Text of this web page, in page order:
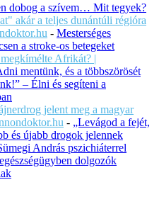
dobog a szívem… Mit tegyek?
akár a teljes dunántúli régióra
- Mesterséges
a stroke-os betegeket
Afrikát? |
mentünk, és a többszörösét
– Élni és segíteni a
jelent meg a magyar
- „Levágod a fejét,
és újabb drogok jelennek
András pszichiáterrel
dolgozók